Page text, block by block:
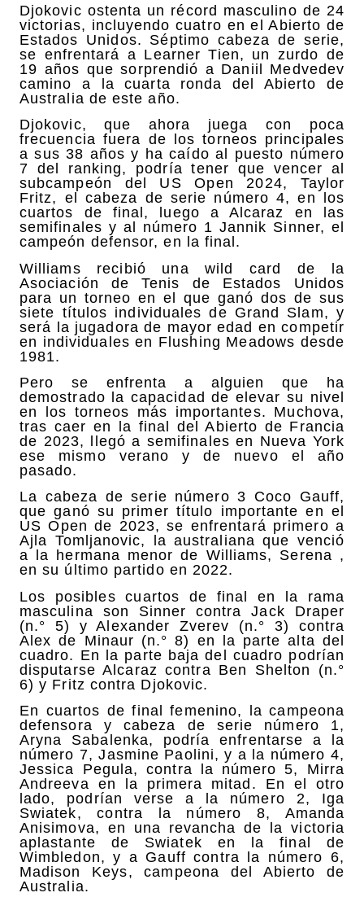
Djokovic ostenta un récord masculino de 24
victorias, incluyendo cuatro en el Abierto de
Estados Unidos. Séptimo cabeza de serie,
se enfrentará a Learner Tien, un zurdo de
19 años que sorprendió a Daniil Medvedev
camino a la cuarta ronda del Abierto de
Australia de este año.
Djokovic, que ahora juega con poca
frecuencia fuera de los torneos principales
a sus 38 años y ha caído al puesto número
7 del ranking, podría tener que vencer al
subcampeón del US Open 2024, Taylor
Fritz, el cabeza de serie número 4, en los
cuartos de final, luego a Alcaraz en las
semifinales y al número 1 Jannik Sinner, el
campeón defensor, en la final.
Williams recibió una wild card de la
Asociación de Tenis de Estados Unidos
para un torneo en el que ganó dos de sus
siete títulos individuales de Grand Slam, y
será la jugadora de mayor edad en competir
en individuales en Flushing Meadows desde
1981.
Pero se enfrenta a alguien que ha
demostrado la capacidad de elevar su nivel
en los torneos más importantes. Muchova,
tras caer en la final del Abierto de Francia
de 2023, llegó a semifinales en Nueva York
ese mismo verano y de nuevo el año
pasado.
La cabeza de serie número 3 Coco Gauff,
que ganó su primer título importante en el
US Open de 2023, se enfrentará primero a
Ajla Tomljanovic, la australiana que venció
a la hermana menor de Williams, Serena ,
en su último partido en 2022.
Los posibles cuartos de final en la rama
masculina son Sinner contra Jack Draper
(n.° 5) y Alexander Zverev (n.° 3) contra
Alex de Minaur (n.° 8) en la parte alta del
cuadro. En la parte baja del cuadro podrían
disputarse Alcaraz contra Ben Shelton (n.°
6) y Fritz contra Djokovic.
En cuartos de final femenino, la campeona
defensora y cabeza de serie número 1,
Aryna Sabalenka, podría enfrentarse a la
número 7, Jasmine Paolini, y a la número 4,
Jessica Pegula, contra la número 5, Mirra
Andreeva en la primera mitad. En el otro
lado, podrían verse a la número 2, Iga
Swiatek, contra la número 8, Amanda
Anisimova, en una revancha de la victoria
aplastante de Swiatek en la final de
Wimbledon, y a Gauff contra la número 6,
Madison Keys, campeona del Abierto de
Australia.